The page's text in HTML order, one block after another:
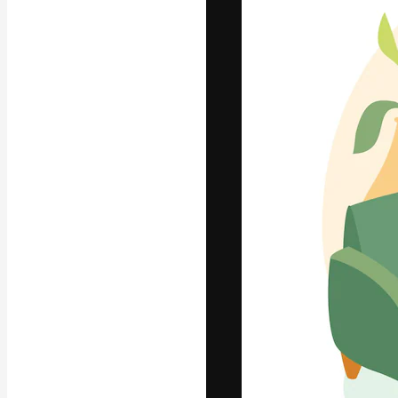
La plataforma
trabajo. Más
entre
Español
Copyright ©